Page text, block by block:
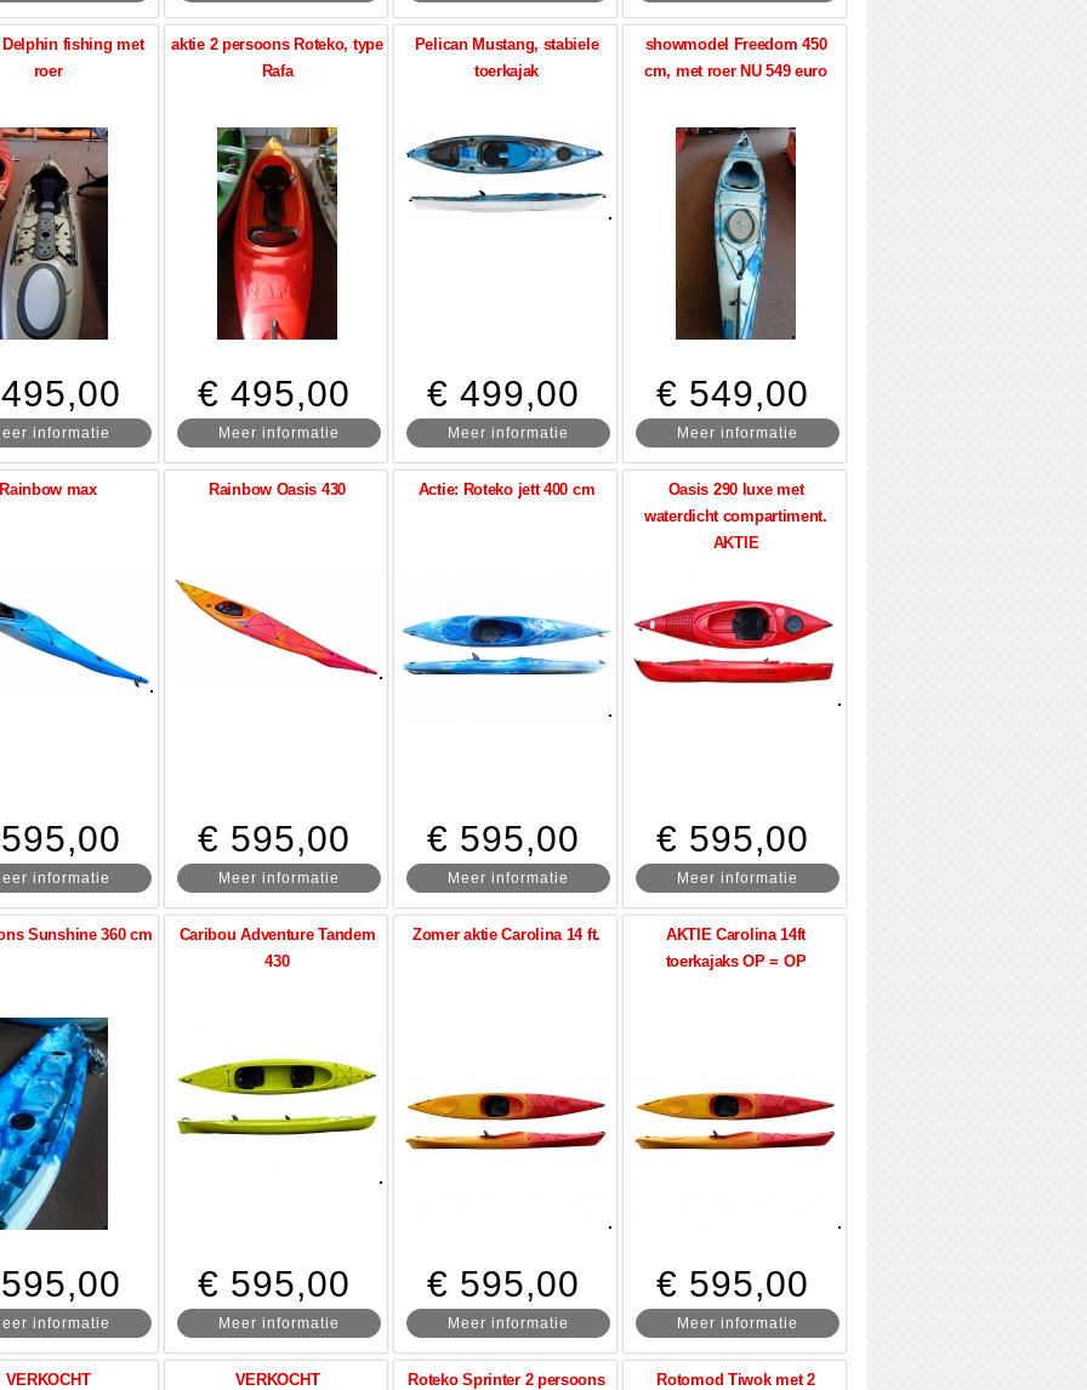
Delphin fishing met
roer
informatie
aktie 2 persoons Roteko, type
Rafa
€ 495,00
Meer informatie
Pelican Mustang, stabiele
toerkajak
€ 499,00
Meer informatie
showmodel Freedom 450
cm, met roer NU 549 euro
€ 549,00
Meer informatie
Rainbow max
informatie
Rainbow Oasis 430
€ 595,00
Meer informatie
Actie: Roteko jett 400 cm
€ 595,00
Meer informatie
Oasis 290 luxe met
waterdicht compartiment.
AKTIE
€ 595,00
Meer informatie
Sunshine 360 cm
informatie
Caribou Adventure Tandem
430
€ 595,00
Meer informatie
Zomer aktie Carolina 14 ft.
€ 595,00
Meer informatie
AKTIE Carolina 14ft
toerkajaks OP = OP
€ 595,00
Meer informatie
VERKOCHT VERKOCHT Roteko Sprinter 2 persoons
Rotomod Tiwok met 2